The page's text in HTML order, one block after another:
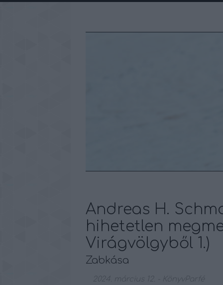
Andreas H.
hihetetlen
Virágvölgyből 1.)
Zabkása
2024. március 12. KönyvParfé